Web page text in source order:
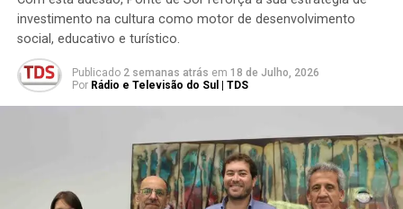
investimento na cultura como motor de desenvolvimento
social, educativo e turístico.
Publicado 2 semanas atrás em 18 de Julho, 2026
Por Rádio e Televisão do Sul | TDS